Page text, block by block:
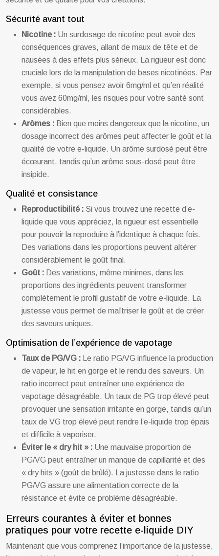
Sécurité avant tout
Nicotine : Un surdosage de nicotine peut avoir des
conséquences graves, allant de maux de tête et de
nausées à des effets plus sérieux. La rigueur est donc
cruciale lors de la manipulation de bases nicotinées. Par
exemple, si vous pensez avoir 6mg/ml et qu’en réalité
vous avez 60mg/ml, les risques pour votre santé sont
considérables.
Arômes : Bien que moins dangereux que la nicotine, un
dosage incorrect des arômes peut affecter le goût et la
qualité de votre e-liquide. Un arôme surdosé peut être
écœurant, tandis qu’un arôme sous-dosé peut être
insipide.
Qualité et consistance
Reproductibilité : Si vous trouvez une recette d’e-
liquide que vous appréciez, la rigueur est essentielle
pour pouvoir la reproduire à l’identique à chaque fois.
Des variations dans les proportions peuvent altérer
considérablement le goût final.
Goût : Des variations, même minimes, dans les
proportions des ingrédients peuvent transformer
complètement le profil gustatif de votre e-liquide. La
justesse vous permet de maîtriser le goût et de créer
des saveurs uniques.
Optimisation de l’expérience de vapotage
Taux de PG/VG :
Le ratio PG/VG influence la production
de vapeur, le hit en gorge et le rendu des saveurs. Un
ratio incorrect peut entraîner une expérience de
vapotage désagréable. Un taux de PG trop élevé peut
provoquer une sensation irritante en gorge, tandis qu’un
taux de VG trop élevé peut rendre l’e-liquide trop épais
et difficile à vaporiser.
Éviter le « dry hit » : Une mauvaise proportion de
PG/VG peut entraîner un manque de capillarité et des
« dry hits » (goût de brûlé). La justesse dans le ratio
PG/VG assure une alimentation correcte de la
résistance et évite ce problème désagréable.
Erreurs courantes à éviter et bonnes
pratiques pour votre recette e-liquide DIY
Maintenant que vous comprenez l’importance de la justesse,